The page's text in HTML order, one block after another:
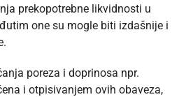
prekopotrebne likvidnosti u
one su mogle biti izdašnije i
poreza i doprinosa npr.
i otpisivanjem ovih obaveza,